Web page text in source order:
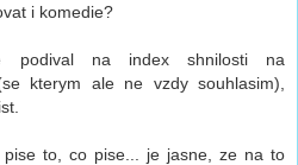
i komedie?
podival na index shnilosti na
kterym ale ne vzdy souhlasim),
to, co pise... je jasne, ze na to